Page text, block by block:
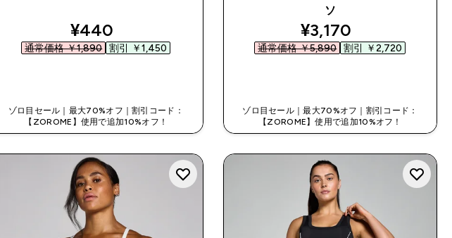
discounted price
¥440‎
通常価格 ￥1,890‎ 割引 ￥1,450‎
ゾロ目セール｜最大70%オフ｜割引コード：
【ZOROME】使用で追加10%オフ！
ソ
discounted price
¥3,170‎
通常価格 ￥5,890‎ 割引 ￥2,720‎
ゾロ目セール｜最大70%オフ｜割引コード：
【ZOROME】使用で追加10%オフ！